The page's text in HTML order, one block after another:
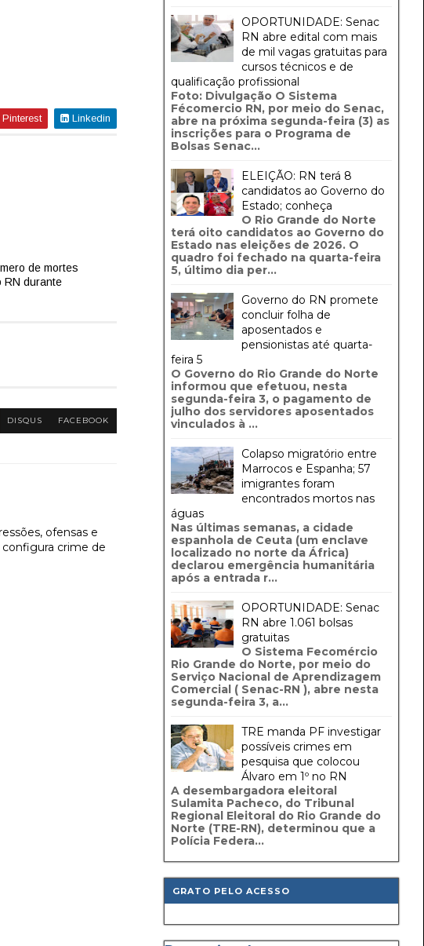
Pinterest Linkedin
de mortes
RN durante
DISQUS FACEBOOK
ofensas e
crime de
OPORTUNIDADE: Senac
RN abre edital com mais
de mil vagas gratuitas para
cursos técnicos e de
qualificação profissional
Foto: Divulgação O Sistema
Fécomercio RN, por meio do Senac,
abre na próxima segunda-feira (3) as
inscrições para o Programa de
Bolsas Senac...
ELEIÇÃO: RN terá 8
candidatos ao Governo do
Estado; conheça
O Rio Grande do Norte
terá oito candidatos ao Governo do
Estado nas eleições de 2026. O
quadro foi fechado na quarta-feira
5, último dia per...
Governo do RN promete
concluir folha de
aposentados e
pensionistas até quarta-
feira 5
O Governo do Rio Grande do Norte
informou que efetuou, nesta
segunda-feira 3, o pagamento de
julho dos servidores aposentados
vinculados à ...
Colapso migratório entre
Marrocos e Espanha; 57
imigrantes foram
encontrados mortos nas
águas
Nas últimas semanas, a cidade
espanhola de Ceuta (um enclave
localizado no norte da África)
declarou emergência humanitária
após a entrada r...
OPORTUNIDADE: Senac
RN abre 1.061 bolsas
gratuitas
O Sistema Fecomércio
Rio Grande do Norte, por meio do
Serviço Nacional de Aprendizagem
Comercial ( Senac-RN ), abre nesta
segunda-feira 3, a...
TRE manda PF investigar
possíveis crimes em
pesquisa que colocou
Álvaro em 1º no RN
A desembargadora eleitoral
Sulamita Pacheco, do Tribunal
Regional Eleitoral do Rio Grande do
Norte (TRE-RN), determinou que a
Polícia Federa...
GRATO PELO ACESSO